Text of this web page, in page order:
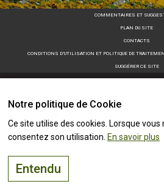
Notre politique de Cookie
Ce site utilise des cookies. Lorsque
consentez son utilisation. En savoir plus
Entendu
COMMENTAIRES ET
PLAN DU SITE
CONTACTS
CONDITIONS D’UTILISATION ET POLITIQUE DE
SUGGÉRER CE SITE